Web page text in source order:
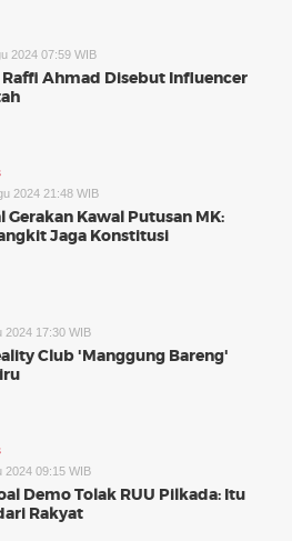
2024 07:59 WIB
Ahmad Disebut Influencer
2024 21:48 WIB
Gerakan Kawal Putusan MK:
Jaga Konstitusi
2024 17:30 WIB
Club 'Manggung Bareng'
2024 09:15 WIB
Demo Tolak RUU Pilkada: Itu
Rakyat